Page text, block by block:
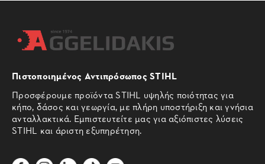
Πιστοποιημένος Αντιπρόσωπος STIHL
Προσφέρουμε προϊόντα STIHL υψηλής ποιότητας για
κήπο, δάσος και γεωργία, με πλήρη υποστήριξη και γνήσια
ανταλλακτικά. Εμπιστευτείτε μας για αξιόπιστες λύσεις
STIHL και άριστη εξυπηρέτηση.